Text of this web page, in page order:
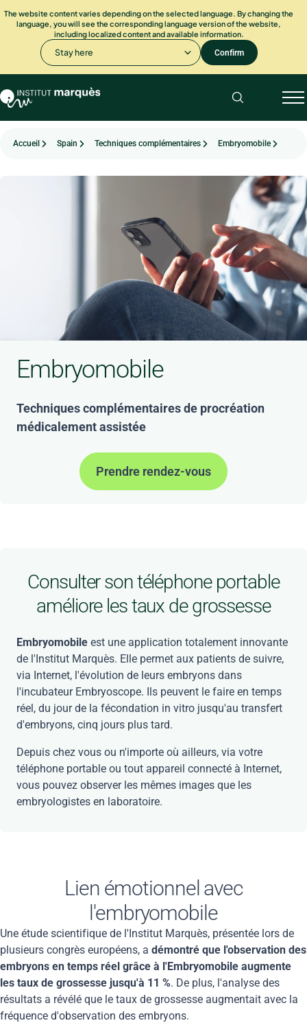
The website content varies depending on the selected language. By changing the
language, you will see the corresponding language version of the website,
including localized content and available information.
Stay here Confirm
Accueil Spain Techniques complémentaires Embryomobile
Embryomobile
Techniques complémentaires de procréation
médicalement assistée
Prendre rendez-vous
Consulter son téléphone portable
améliore les taux de grossesse
Embryomobile est une application totalement innovante
de l'Institut Marquès. Elle permet aux patients de suivre,
via Internet, l'évolution de leurs embryons dans
l'incubateur Embryoscope. Ils peuvent le faire en temps
réel, du jour de la fécondation in vitro jusqu'au transfert
d'embryons, cinq jours plus tard.
Depuis chez vous ou n'importe où ailleurs, via votre
téléphone portable ou tout appareil connecté à Internet,
vous pouvez observer les mêmes images que les
embryologistes en laboratoire.
Lien émotionnel avec
l'embryomobile
Une étude scientifique de l'Institut Marquès, présentée lors de
plusieurs congrès européens, a démontré que l'observation des
embryons en temps réel grâce à l'Embryomobile augmente
les taux de grossesse jusqu'à 11 %. De plus, l'analyse des
résultats a révélé que le taux de grossesse augmentait avec la
fréquence d'observation des embryons.